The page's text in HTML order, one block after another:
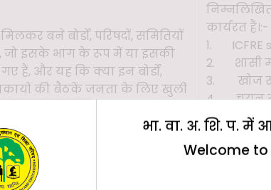
बने बोर्डों, परिषदों, समितियों
जो इसके भाग के रूप में या इसकी
हैं, और यह कि क्या इन बोर्डों,
की बैठकें जनता के लिए खुली
के लिए उपलब्ध है।
कार्यरत हैं।:-
1. ICFRE
2. शासी
3. खोज
4. चयन
5.
6. समय-
की निर्देशिका
भा. वा. अ. शि. प. में
Welcome to